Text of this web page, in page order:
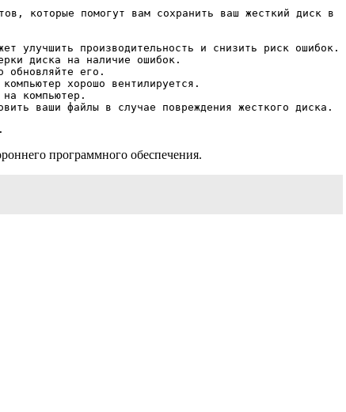
которые помогут вам сохранить ваш жесткий диск в
улучшить производительность и снизить риск ошибок.
диска на наличие ошибок.
обновляйте его.
хорошо вентилируется.
компьютер.
ваши файлы в случае повреждения жесткого диска.
программного обеспечения.